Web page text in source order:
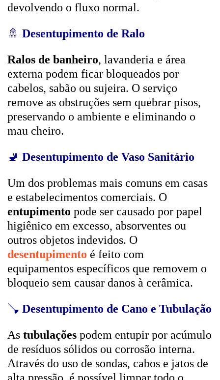
devolvendo o fluxo normal.
🚿 Desentupimento de Ralo
Ralos de banheiro, lavanderia e área
externa podem ficar bloqueados por
cabelos, sabão ou sujeira. O serviço
remove as obstruções sem quebrar pisos,
preservando o ambiente e eliminando o
mau cheiro.
🚽 Desentupimento de Vaso Sanitário
Um dos problemas mais comuns em casas
e estabelecimentos comerciais. O
entupimento pode ser causado por papel
higiênico em excesso, absorventes ou
outros objetos indevidos. O
desentupimento é feito com
equipamentos específicos que removem o
bloqueio sem causar danos à cerâmica.
🪠 Desentupimento de Cano e Tubulação
As tubulações podem entupir por acúmulo
de resíduos sólidos ou corrosão interna.
Através do uso de sondas, cabos e jatos de